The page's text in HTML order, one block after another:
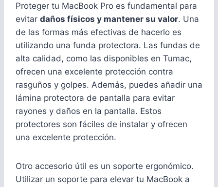
Proteger tu MacBook Pro es fundamental para
evitar daños físicos y mantener su valor. Una
de las formas más efectivas de hacerlo es
utilizando una funda protectora. Las fundas de
alta calidad, como las disponibles en Tumac,
ofrecen una excelente protección contra
rasguños y golpes. Además, puedes añadir una
lámina protectora de pantalla para evitar
rayones y daños en la pantalla. Estos
protectores son fáciles de instalar y ofrecen
una excelente protección.
Otro accesorio útil es un soporte ergonómico.
Utilizar un soporte para elevar tu MacBook a